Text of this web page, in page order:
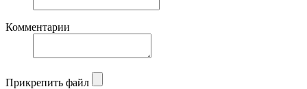
Комментарии
Прикрепить файл